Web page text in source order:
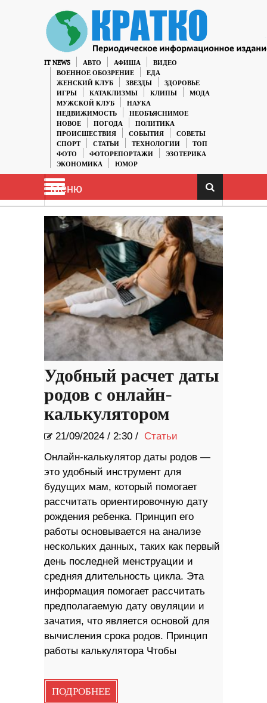
IT NEWS АВТО АФИША
ВИДЕО
ВОЕННОЕ ОБОЗРЕНИЕ
ЕДА
ЖЕНСКИЙ КЛУБ
ЗВЕЗДЫ
ЗДОРОВЬЕ
ИГРЫ
КАТАКЛИЗМЫ КЛИПЫ
МОДА
МУЖСКОЙ КЛУБ
НАУКА
НЕДВИЖИМОСТЬ
НЕОБЪЯСНИМОЕ
НОВОЕ
ПОГОДА
ПОЛИТИКА
ПРОИСШЕСТВИЯ
СОБЫТИЯ
СОВЕТЫ
СПОРТ
СТАТЬИ ТЕХНОЛОГИИ
ТОП
ФОТО
ФОТОРЕПОРТАЖИ
ЭЗОТЕРИКА
ЭКОНОМИКА
ЮМОР
Меню
Удобный расчет даты
родов с онлайн-
калькулятором
21/09/2024 / 2:30 / Статьи
Онлайн-калькулятор даты родов —
это удобный инструмент для
будущих мам, который помогает
рассчитать ориентировочную дату
рождения ребенка. Принцип его
работы основывается на анализе
нескольких данных, таких как первый
день последней менструации и
средняя длительность цикла. Эта
информация помогает рассчитать
предполагаемую дату овуляции и
зачатия, что является основой для
вычисления срока родов. Принцип
работы калькулятора Чтобы
ПОДРОБНЕЕ